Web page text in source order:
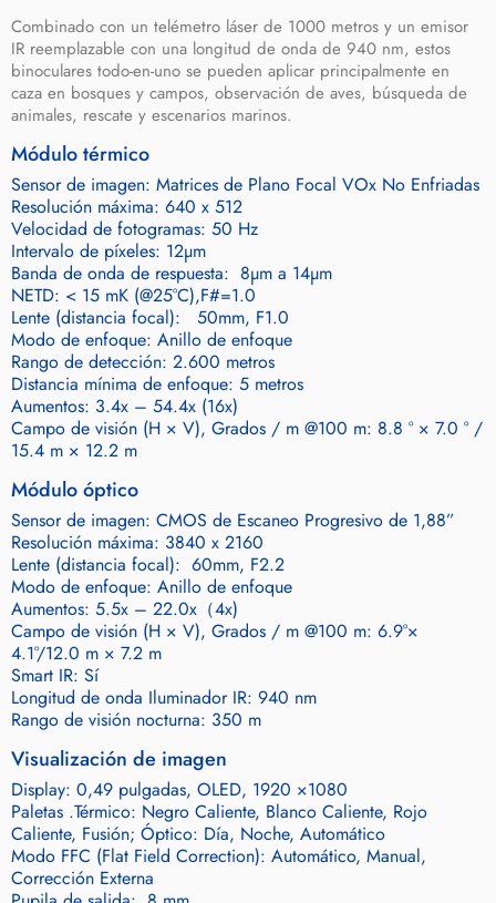
Combinado con un telémetro láser de 1000 metros y un emisor
IR reemplazable con una longitud de onda de 940 nm, estos
binoculares todo-en-uno se pueden aplicar principalmente en
caza en bosques y campos, observación de aves, búsqueda de
animales, rescate y escenarios marinos.
Módulo térmico
Sensor de imagen: Matrices de Plano Focal VOx No Enfriadas
Resolución máxima: 640 x 512
Velocidad de fotogramas: 50 Hz
Intervalo de píxeles: 12μm
Banda de onda de respuesta: 8μm a 14μm
NETD: < 15 mK (@25°C),F#=1.0
Lente (distancia focal): 50mm, F1.0
Modo de enfoque: Anillo de enfoque
Rango de detección: 2.600 metros
Distancia mínima de enfoque: 5 metros
Aumentos: 3.4x – 54.4x (16x)
Campo de visión (H × V), Grados / m @100 m: 8.8 ° × 7.0 ° /
15.4 m × 12.2 m
Módulo óptico
Sensor de imagen: CMOS de Escaneo Progresivo de 1,88”
Resolución máxima: 3840 x 2160
Lente (distancia focal): 60mm, F2.2
Modo de enfoque: Anillo de enfoque
Aumentos: 5.5x – 22.0x（4x)
Campo de visión (H × V), Grados / m @100 m: 6.9°×
4.1°/12.0 m × 7.2 m
Smart IR: Sí
Longitud de onda Iluminador IR: 940 nm
Rango de visión nocturna: 350 m
Visualización de imagen
Display: 0,49 pulgadas, OLED, 1920 ×1080
Paletas .Térmico: Negro Caliente, Blanco Caliente, Rojo
Caliente, Fusión; Óptico: Día, Noche, Automático
Modo FFC (Flat Field Correction): Automático, Manual,
Corrección Externa